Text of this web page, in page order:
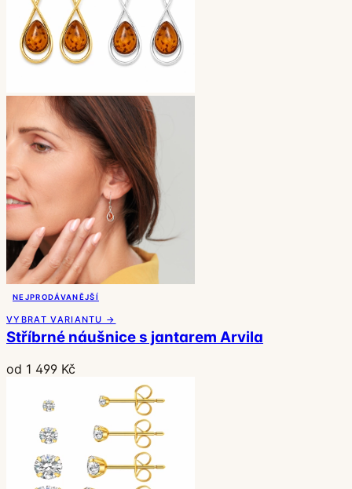
NEJPRODÁVANĚJŠÍ
VYBRAT VARIANTU →
Stříbrné náušnice s jantarem Arvila
od 1 499 Kč